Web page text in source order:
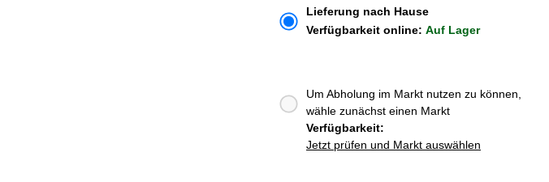
Lieferung nach Hause
Verfügbarkeit online: Auf Lager
Um Abholung im Markt nutzen zu können,
wähle zunächst einen Markt
Verfügbarkeit:
Jetzt prüfen und Markt auswählen